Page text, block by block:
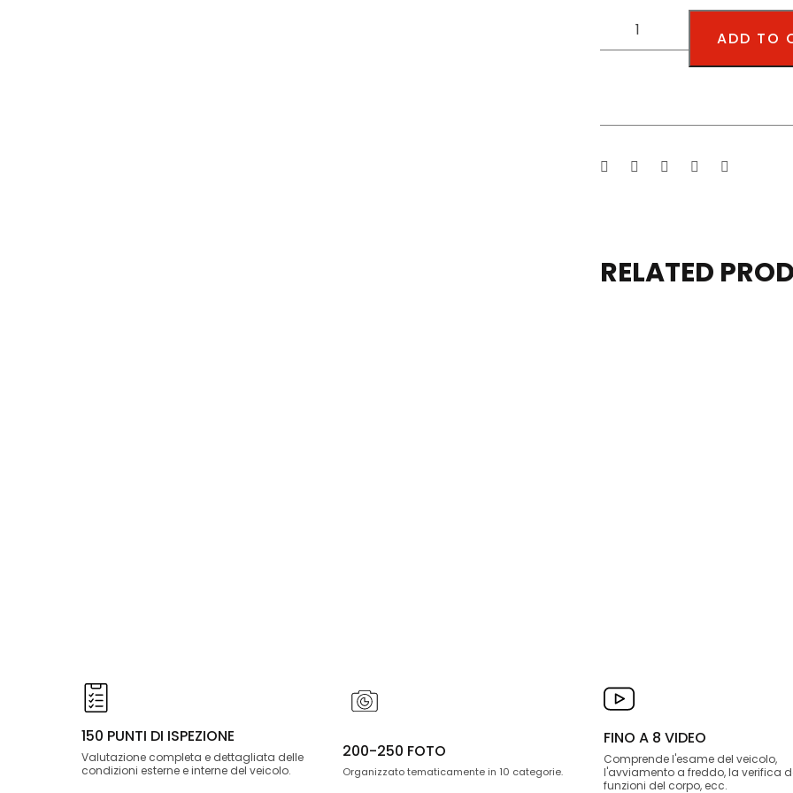
ADD TO
RELATED
150 PUNTI DI ISPEZIONE
Valutazione completa e dettagliata delle
condizioni esterne e interne del veicolo.
200-250 FOTO
Organizzato tematicamente in 10 categorie.
FINO A 8 VIDEO
Comprende l'esame del veicolo,
l'avviamento a freddo, la verifica
funzioni del corpo, ecc.